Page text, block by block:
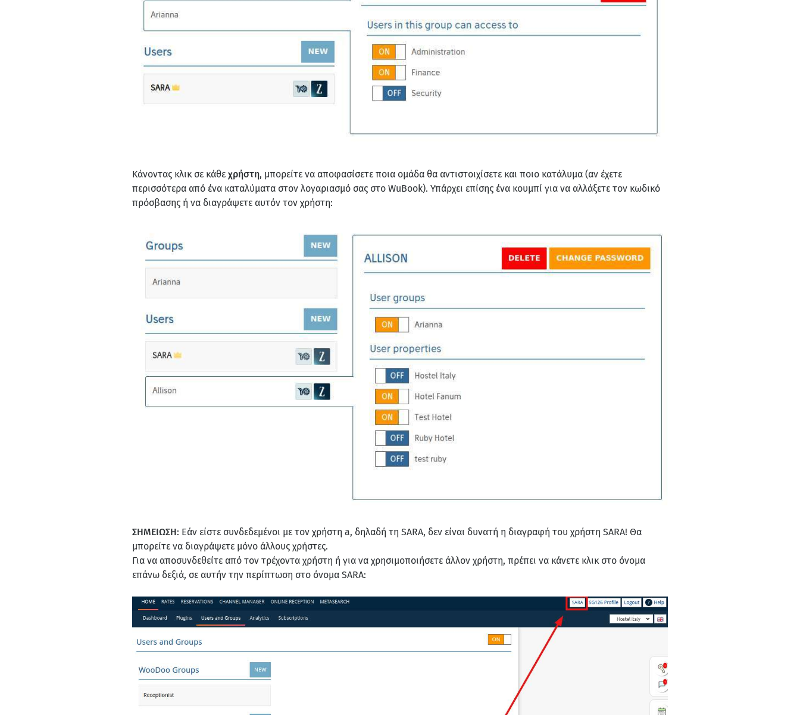
Κάνοντας κλικ σε κάθε χρήστη, μπορείτε να αποφασίσετε ποια ομάδα θα αντιστοιχίσετε και ποιο κατάλυμα (αν έχετε
περισσότερα από ένα καταλύματα στον λογαριασμό σας στο WuBook). Υπάρχει επίσης ένα κουμπί για να αλλάξετε τον κωδικό
πρόσβασης ή να διαγράψετε αυτόν τον χρήστη:
ΣΗΜΕΙΩΣΗ: Εάν είστε συνδεδεμένοι με τον χρήστη a, δηλαδή τη SARA, δεν είναι δυνατή η διαγραφή του χρήστη SARA! Θα
μπορείτε να διαγράψετε μόνο άλλους χρήστες.
Για να αποσυνδεθείτε από τον τρέχοντα χρήστη ή για να χρησιμοποιήσετε άλλον χρήστη, πρέπει να κάνετε κλικ στο όνομα
επάνω δεξιά, σε αυτήν την περίπτωση στο όνομα SARA: